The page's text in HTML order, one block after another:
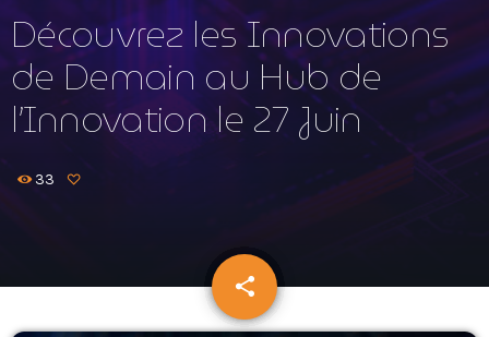
play_arrow Premium Radio
Découvrez les Innovations
de Demain au Hub de
l’Innovation le 27 Juin
33
share
email